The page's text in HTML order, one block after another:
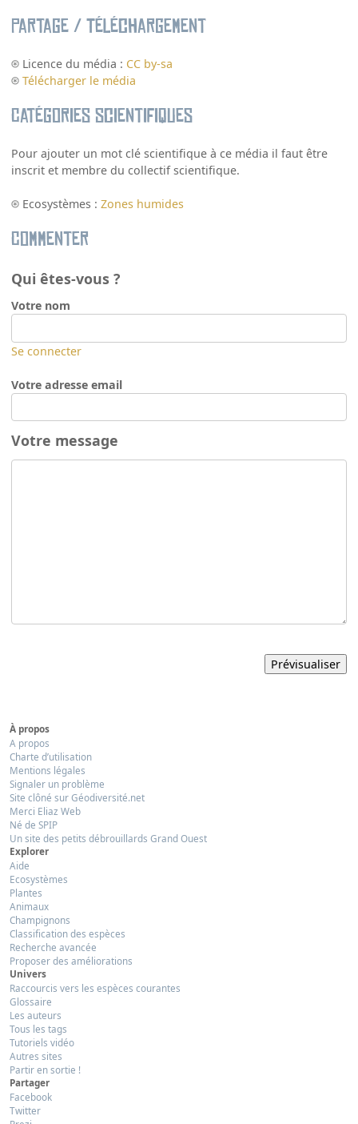
Partage / Téléchargement
Licence du média : CC by-sa
Télécharger le média
Catégories scientifiques
Pour ajouter un mot clé scientifique à ce média il faut être
inscrit et membre du collectif scientifique.
Ecosystèmes :Zones humides
Commenter
Qui êtes-vous ?
Votre nom
Se connecter
Votre adresse email
Votre message
À propos
A propos
Charte d’utilisation
Mentions légales
Signaler un problème
Site clôné sur Géodiversité.net
Merci Eliaz Web
Né de SPIP
Un site des petits débrouillards Grand Ouest
Explorer
Aide
Ecosystèmes
Plantes
Animaux
Champignons
Classification des espèces
Recherche avancée
Proposer des améliorations
Univers
Raccourcis vers les espèces courantes
Glossaire
Les auteurs
Tous les tags
Tutoriels vidéo
Autres sites
Partir en sortie !
Partager
Facebook
Twitter